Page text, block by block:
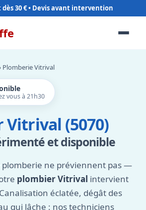
30 €
Plomberie Vitrival
vous à 21h30
Vitrival (5070)
et disponible
plomberie ne préviennent pas —
plombier Vitrival intervient
éclatée, dégât des
qui lâche : nos techniciens